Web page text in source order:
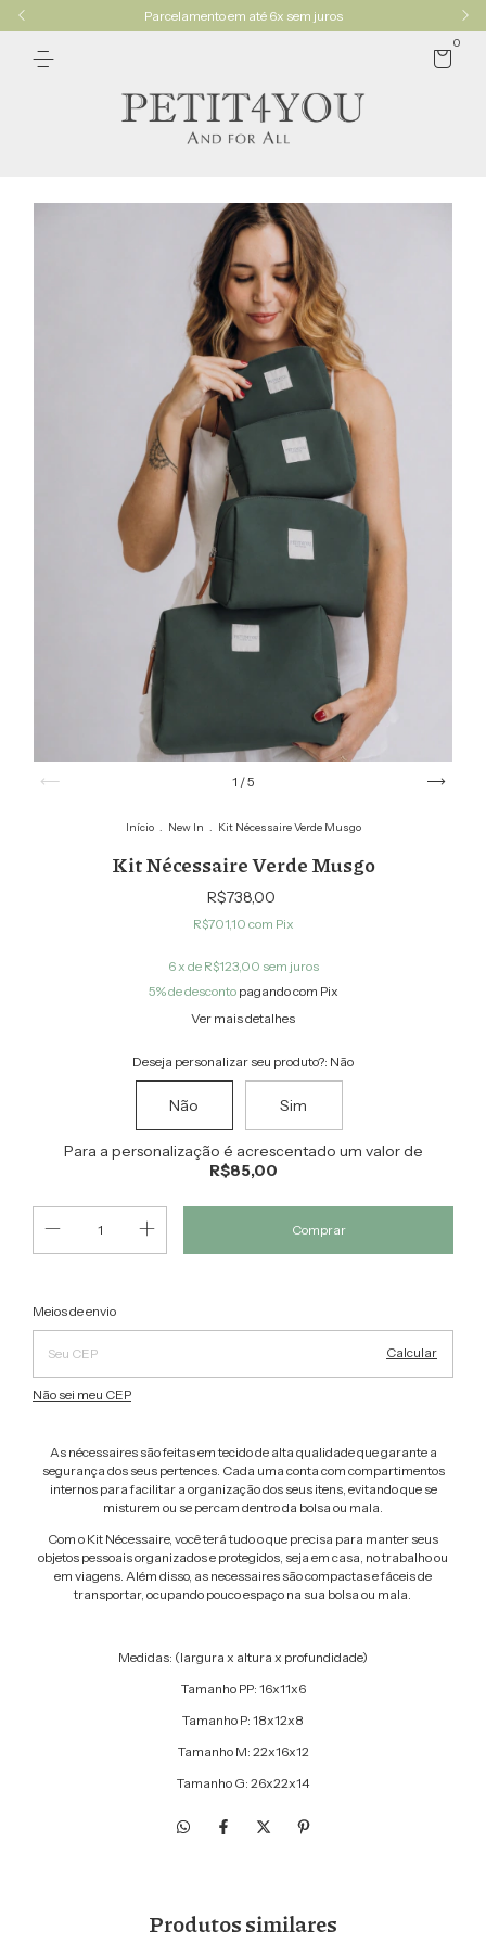
Parcelamento em até 6x sem juros
0
1 /5
Início . New In . Kit Nécessaire Verde Musgo
Kit Nécessaire Verde Musgo
R$738,00
R$701,10 com Pix
6 x de R$123,00 sem juros
5% de descontopagando com Pix
Ver mais detalhes
Deseja personalizar seu produto?: Não
Não Sim
Para a personalização é acrescentado um valor de
R$85,00
Entregas para o CEP:
Meios de envio
Calcular
Não sei meu CEP
As nécessaires são feitas em tecido de alta qualidade que garante a
segurança dos seus pertences. Cada uma conta com compartimentos
internos para facilitar a organização dos seus itens, evitando que se
misturem ou se percam dentro da bolsa ou mala.
Com o Kit Nécessaire, você terá tudo o que precisa para manter seus
objetos pessoais organizados e protegidos, seja em casa, no trabalho ou
em viagens. Além disso, as necessaires são compactas e fáceis de
transportar, ocupando pouco espaço na sua bolsa ou mala.
Medidas: (largura x altura x profundidade)
Tamanho PP: 16x11x6
Tamanho P: 18x12x8
Tamanho M: 22x16x12
Tamanho G: 26x22x14
Produtos similares